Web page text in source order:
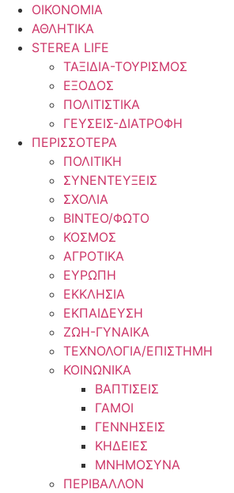
ΟΙΚΟΝΟΜΙΑ
ΑΘΛΗΤΙΚΑ
STEREA LIFE
ΤΑΞΙΔΙΑ-ΤΟΥΡΙΣΜΟΣ
ΕΞΟΔΟΣ
ΠΟΛΙΤΙΣΤΙΚΑ
ΓΕΥΣΕΙΣ-ΔΙΑΤΡΟΦΗ
ΠΕΡΙΣΣΟΤΕΡΑ
ΠΟΛΙΤΙΚΗ
ΣΥΝΕΝΤΕΥΞΕΙΣ
ΣΧΟΛΙΑ
ΒΙΝΤΕΟ/ΦΩΤΟ
ΚΟΣΜΟΣ
ΑΓΡΟΤΙΚΑ
ΕΥΡΩΠΗ
ΕΚΚΛΗΣΙΑ
ΕΚΠΑΙΔΕΥΣΗ
ΖΩΗ-ΓΥΝΑΙΚΑ
ΤΕΧΝΟΛΟΓΙΑ/ΕΠΙΣΤΗΜΗ
ΚΟΙΝΩΝΙΚΑ
ΒΑΠΤΙΣΕΙΣ
ΓΑΜΟΙ
ΓΕΝΝΗΣΕΙΣ
ΚΗΔΕΙΕΣ
ΜΝΗΜΟΣΥΝΑ
ΠΕΡΙΒΑΛΛΟΝ